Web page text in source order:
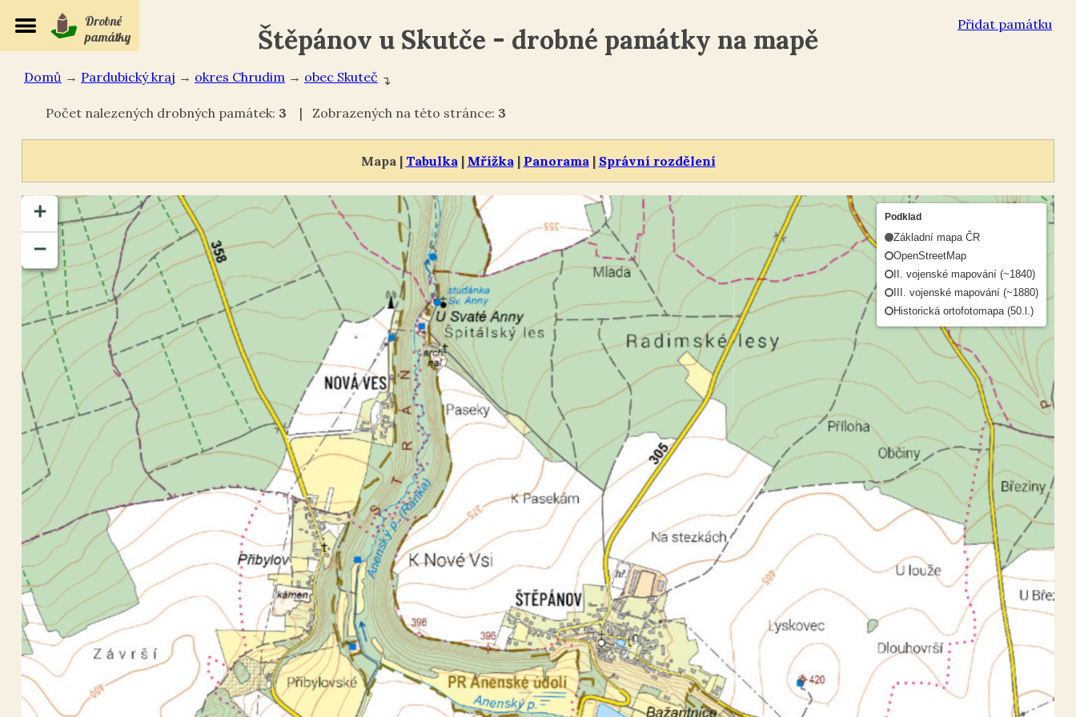
Přidat památku
Drobné
památky
Štěpánov u Skutče - drobné památky na mapě
Domů → Pardubický kraj → okres Chrudim → Skuteč ↴
Počet nalezených drobných památek: 3 | Zobrazených na této stránce: 3
Mapa | Tabulka | Mřížka | Panorama | Správní rozdělení
+
−
Podklad
Základní mapa ČR
OpenStreetMap
II. vojenské mapování (~1840)
III. vojenské mapování (~1880)
Historická ortofotomapa (50.l.)